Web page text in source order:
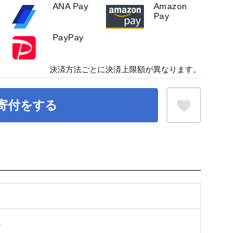
付をする
ANA Pay
Amazon
Pay
PayPay
決済方法ごとに決済上限額が異なります。